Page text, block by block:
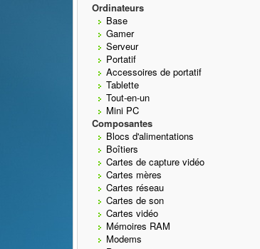
Ordinateurs
Base
Gamer
Serveur
Portatif
Accessoires de portatif
Tablette
Tout-en-un
Mini PC
Composantes
Blocs d'alimentations
Boîtiers
Cartes de capture vidéo
Cartes mères
Cartes réseau
Cartes de son
Cartes vidéo
Mémoires RAM
Modems